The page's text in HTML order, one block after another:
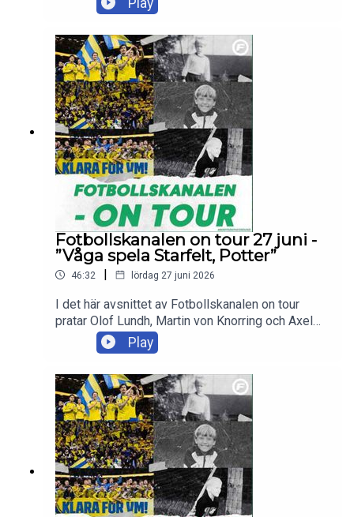
lägret, gårdagens intervjurunda och svarar på flera
olof.lundh@tv4.se , martin.vonknorring@tv4.se
eller axel.pileby@tv4.se
Fotbollskanalen on tour 27 juni -
”Våga spela Starfelt, Potter”
46:32 | lördag 27 juni 2026
I det här avsnittet av Fotbollskanalen on tour
pratar Olof Lundh, Martin von Knorring och Axel
Pileby om det senaste från det svenska VM-
lägret och vilket landslag Sverige med 99,99
procents sannolikhet ställs mot i slutspelet.
Dessutom svarar de på lyssnarfrågor.Skicka in
dina tankar och frågor till olof.lundh@tv4.se ,
martin.vonknorring@tv4.se eller
axel.pileby@tv4.se
Play